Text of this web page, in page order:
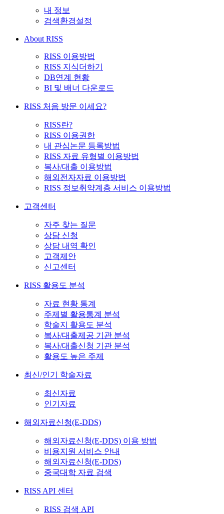
내 정보
검색환경설정
About RISS
RISS 이용방법
RISS 지식더하기
DB연계 현황
BI 및 배너 다운로드
RISS 처음 방문 이세요?
RISS란?
RISS 이용권한
내 관심논문 등록방법
RISS 자료 유형별 이용방법
복사/대출 이용방법
해외전자자료 이용방법
RISS 정보취약계층 서비스 이용방법
고객센터
자주 찾는 질문
상담 신청
상담 내역 확인
고객제안
신고센터
RISS 활용도 분석
자료 현황 통계
주제별 활용통계 분석
학술지 활용도 분석
복사/대출제공 기관 분석
복사/대출신청 기관 분석
활용도 높은 주제
최신/인기 학술자료
최신자료
인기자료
해외자료신청(E-DDS)
해외자료신청(E-DDS) 이용 방법
비용지원 서비스 안내
해외자료신청(E-DDS)
중국대학 자료 검색
RISS API 센터
RISS 검색 API